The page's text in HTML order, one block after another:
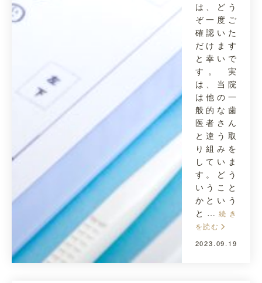
は、どう
ぞ一度ご
確認いた
だけます
と幸いで
す。 実
は、当院
は他の一
般的な歯
医者さん
と違う取
り組みを
していま
す。どう
いうこと
かという
と… 続き
を読む
2023.09.19